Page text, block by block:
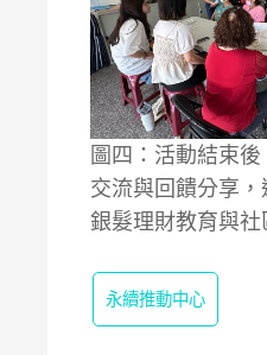
圖四：活動結束
交流與回饋分享
銀髮理財教育與社
永續推動中心